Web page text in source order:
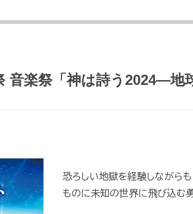
音楽祭「神は詩う2024―
恐ろしい地獄を経験しながら
ものに未知の世界に飛び込む